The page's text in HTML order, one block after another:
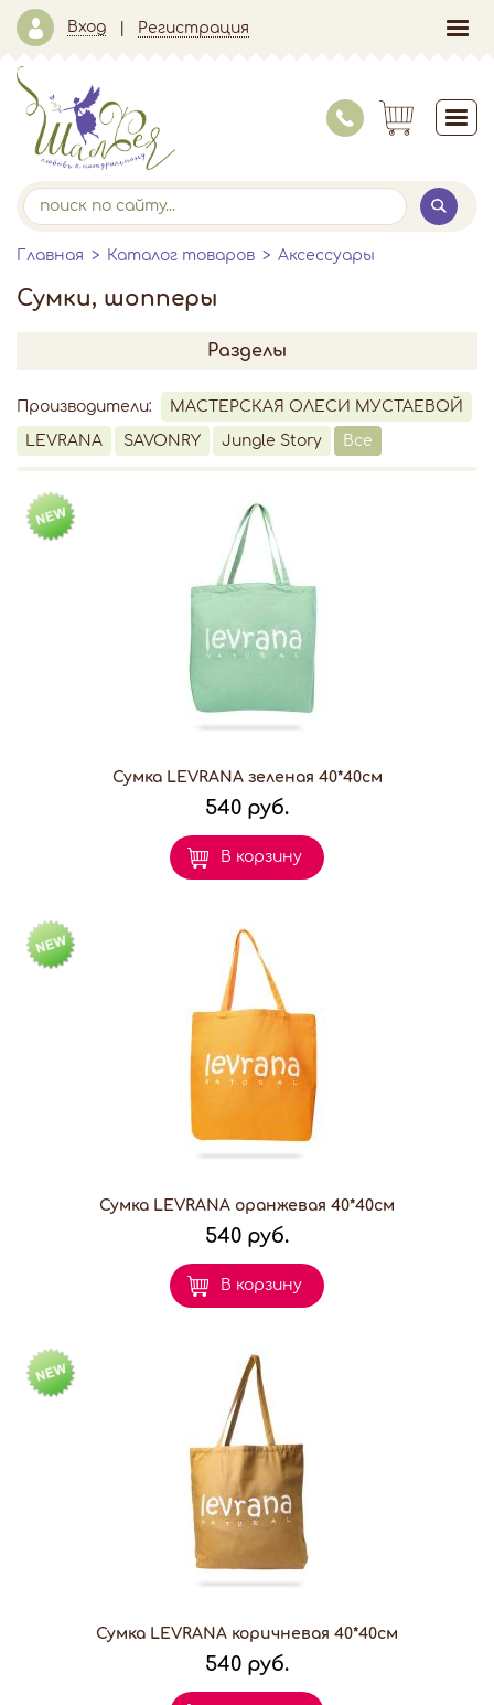
Вход Регистрация
Главная Каталог товаров Аксессуары
Сумки, шопперы
Разделы
Производители: МАСТЕРСКАЯ ОЛЕСИ МУСТАЕВОЙ
LEVRANA SAVONRY Jungle Story Все
Сумка LEVRANA зеленая 40*40см
540 руб.
В корзину
Сумка LEVRANA оранжевая 40*40см
540 руб.
В корзину
Сумка LEVRANA коричневая 40*40см
540 руб.